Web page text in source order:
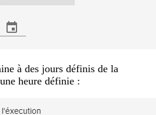
à des jours définis de la
heure définie :